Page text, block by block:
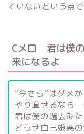
ていないという点
Cメロ 君は僕
来になるよ
“今さら”はダメ
やり直せるなら
君は僕の過去み
どうせ自己嫌悪